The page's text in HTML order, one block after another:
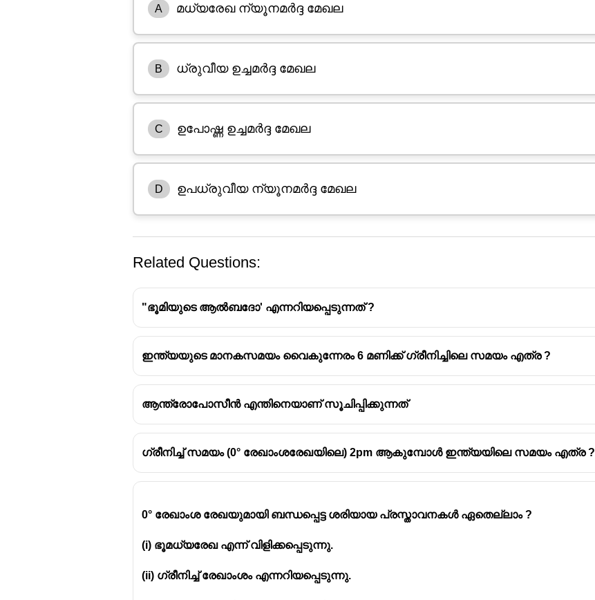
A മധ്യരേഖ ന്യൂനമർദ്ദ മേഖല
B ധ്രുവീയ ഉച്ചമർദ്ദ മേഖല
C ഉപോഷ്ണ ഉച്ചമർദ്ദ മേഖല
D ഉപധ്രുവീയ ന്യൂനമർദ്ദ മേഖല
Related Questions:
"ഭൂമിയുടെ ആൽബദോ' എന്നറിയപ്പെടുന്നത് ?
ഇന്ത്യയുടെ മാനകസമയം വൈകുന്നേരം 6 മണിക്ക് ഗ്രീനിച്ചിലെ സമയം എത്ര ?
ആന്ത്രോപോസീൻ എന്തിനെയാണ് സൂചിപ്പിക്കുന്നത്
ഗ്രീനിച്ച് സമയം (0° രേഖാംശരേഖയിലെ) 2pm ആകുമ്പോൾ ഇന്ത്യയിലെ സമയം എത്ര ?
0° രേഖാംശ രേഖയുമായി ബന്ധപ്പെട്ട ശരിയായ പ്രസ്താവനകൾ ഏതെല്ലാം ?
(i) ഭൂമധ്യരേഖ എന്ന് വിളിക്കപ്പെടുന്നു.
(ii) ഗ്രീനിച്ച് രേഖാംശം എന്നറിയപ്പെടുന്നു.